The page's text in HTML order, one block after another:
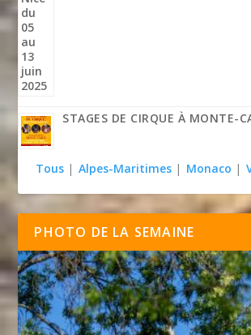
STAGES DE CIRQUE À MONTE-
Tous | Alpes-Maritimes | Monaco |
PHOTO DE LA SEMAINE